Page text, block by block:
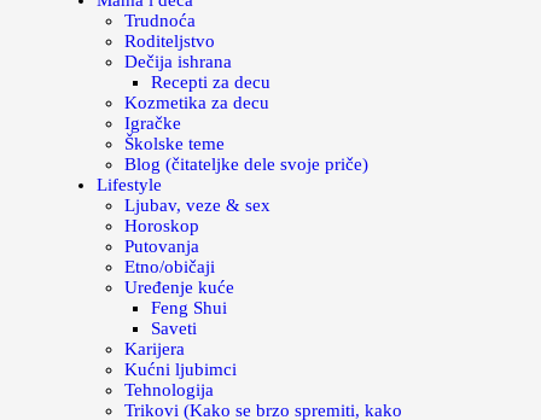
Trudnoća
Roditeljstvo
Dečija ishrana
Recepti za decu
Kozmetika za decu
Igračke
Školske teme
Blog (čitateljke dele svoje priče)
Lifestyle
Ljubav, veze & sex
Horoskop
Putovanja
Etno/običaji
Uređenje kuće
Feng Shui
Saveti
Karijera
Kućni ljubimci
Tehnologija
Trikovi (Kako se brzo spremiti, kako